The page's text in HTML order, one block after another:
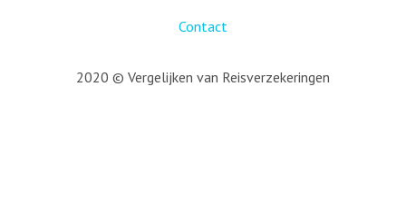
Contact
2020 © Vergelijken van Reisverzekeringen